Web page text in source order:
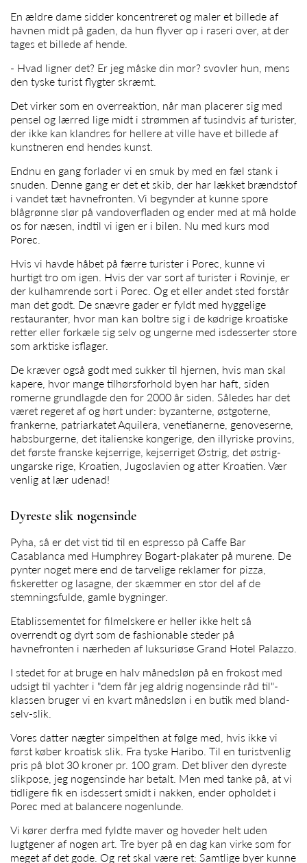
En ældre dame sidder koncentreret og maler et billede af
havnen midt på gaden, da hun flyver op i raseri over, at der
tages et billede af hende.
- Hvad ligner det? Er jeg måske din mor? svovler hun, mens
den tyske turist flygter skræmt.
Det virker som en overreaktion, når man placerer sig med
pensel og lærred lige midt i strømmen af tusindvis af turister,
der ikke kan klandres for hellere at ville have et billede af
kunstneren end hendes kunst.
Endnu en gang forlader vi en smuk by med en fæl stank i
snuden. Denne gang er det et skib, der har lækket brændstof
i vandet tæt havnefronten. Vi begynder at kunne spore
blågrønne slør på vandoverfladen og ender med at må holde
os for næsen, indtil vi igen er i bilen. Nu med kurs mod
Porec.
Hvis vi havde håbet på færre turister i Porec, kunne vi
hurtigt tro om igen. Hvis der var sort af turister i Rovinje, er
der kulhamrende sort i Porec. Og et eller andet sted forstår
man det godt. De snævre gader er fyldt med hyggelige
restauranter, hvor man kan boltre sig i de kødrige kroatiske
retter eller forkæle sig selv og ungerne med isdesserter store
som arktiske isflager.
De kræver også godt med sukker til hjernen, hvis man skal
kapere, hvor mange tilhørsforhold byen har haft, siden
romerne grundlagde den for 2000 år siden. Således har det
været regeret af og hørt under: byzanterne, østgoterne,
frankerne, patriarkatet Aquilera, venetianerne, genoveserne,
habsburgerne, det italienske kongerige, den illyriske provins,
det første franske kejserrige, kejserriget Østrig, det østrig-
ungarske rige, Kroatien, Jugoslavien og atter Kroatien. Vær
venlig at lær udenad!
Dyreste slik nogensinde
Pyha, så er det vist tid til en espresso på Caffe Bar
Casablanca med Humphrey Bogart-plakater på murene. De
pynter noget mere end de tarvelige reklamer for pizza,
fiskeretter og lasagne, der skæmmer en stor del af de
stemningsfulde, gamle bygninger.
Etablissementet for filmelskere er heller ikke helt så
overrendt og dyrt som de fashionable steder på
havnefronten i nærheden af luksuriøse Grand Hotel Palazzo.
I stedet for at bruge en halv månedsløn på en frokost med
udsigt til yachter i "dem får jeg aldrig nogensinde råd til"-
klassen bruger vi en kvart månedsløn i en butik med bland-
selv-slik.
Vores datter nægter simpelthen at følge med, hvis ikke vi
først køber kroatisk slik. Fra tyske Haribo. Til en turistvenlig
pris på blot 30 kroner pr. 100 gram. Det bliver den dyreste
slikpose, jeg nogensinde har betalt. Men med tanke på, at vi
tidligere fik en isdessert smidt i nakken, ender opholdet i
Porec med at balancere nogenlunde.
Vi kører derfra med fyldte maver og hoveder helt uden
lugtgener af nogen art. Tre byer på en dag kan virke som for
meget af det gode. Og ret skal være ret: Samtlige byer kunne